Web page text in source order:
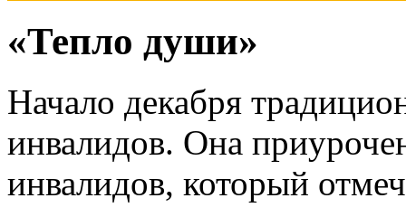
«Тепло души»
Начало декабря
инвалидов. Она
инвалидов, который